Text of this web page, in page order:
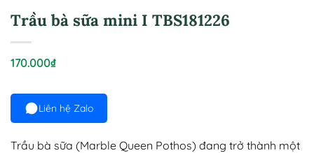
Trầu bà sữa mini I TBS181226
170.000₫
Liên hệ Zalo
Trầu bà sữa (Marble Queen Pothos) đang trở thành một